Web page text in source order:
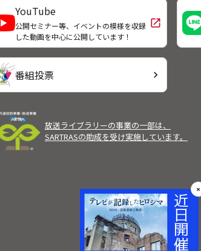
されたという毬谷まりえ（深田恭
子）がいた。
のよ
近に
高齢
して
YouTube
公開セミナー等、イベントの模様を収録
した動画を中心に公開しています！
open_in_new
番組投票 chevron_right
放送ライブラリーの事業の一部は、
SARTRASの助成を受け実施しています。
✕